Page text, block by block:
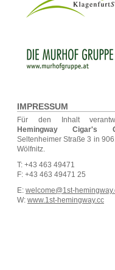
IMPRESSUM
Für den Inhalt
Hemingway Cigar's
Seltenheimer Straße 3 in
Wölfnitz.
T: +43 463 49471
F: +43 463 49471 25
E: welcome@1st-
W: www.1st-hemingway.cc